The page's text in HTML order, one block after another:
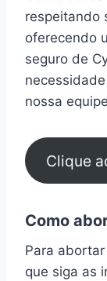
respeitando
oferecendo
seguro de
nossa
Clique
Como
Para
que siga as